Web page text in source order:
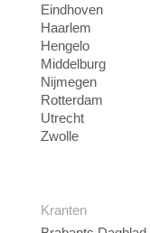
Eindhoven
Haarlem
Hengelo
Middelburg
Nijmegen
Rotterdam
Utrecht
Zwolle
Kranten